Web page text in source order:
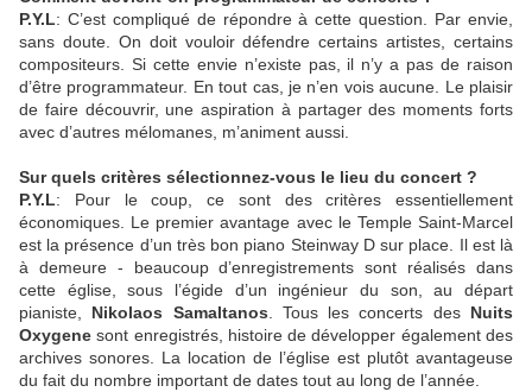
P.Y.L: C’est compliqué de répondre à cette question. Par envie,
sans doute. On doit vouloir défendre certains artistes, certains
compositeurs. Si cette envie n’existe pas, il n’y a pas de raison
d’être programmateur. En tout cas, je n’en vois aucune. Le plaisir
de faire découvrir, une aspiration à partager des moments forts
avec d’autres mélomanes, m’animent aussi.
Sur quels critères sélectionnez-vous le lieu du concert ?
P.Y.L: Pour le coup, ce sont des critères essentiellement
économiques. Le premier avantage avec le Temple Saint-Marcel
est la présence d’un très bon piano Steinway D sur place. Il est là
à demeure - beaucoup d’enregistrements sont réalisés dans
cette église, sous l’égide d’un ingénieur du son, au départ
pianiste, Nikolaos Samaltanos . Tous les concerts des Nuits
Oxygene sont enregistrés, histoire de développer également des
archives sonores. La location de l’église est plutôt avantageuse
du fait du nombre important de dates tout au long de l’année.